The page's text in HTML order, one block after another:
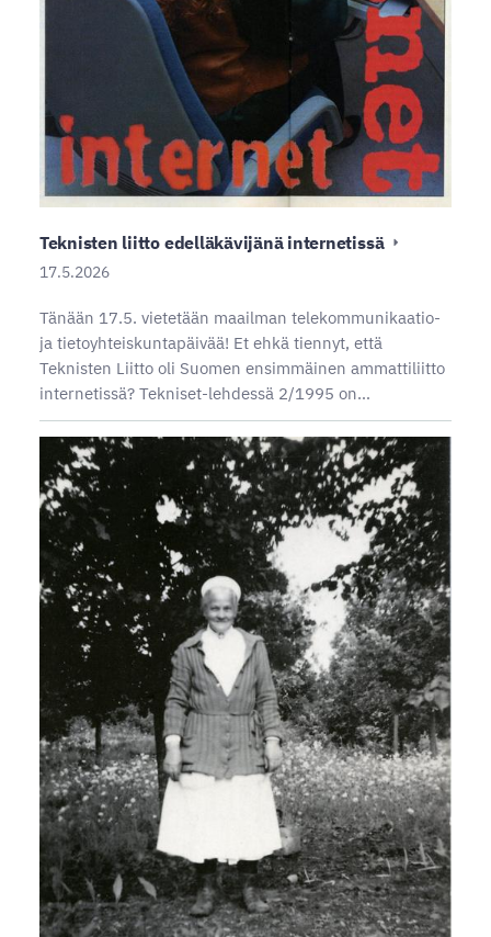
Teknisten liitto edelläkävijänä internetissä
17.5.2026
Tänään 17.5. vietetään maailman telekommunikaatio-
ja tietoyhteiskuntapäivää! Et ehkä tiennyt, että
Teknisten Liitto oli Suomen ensimmäinen ammattiliitto
internetissä? Tekniset-lehdessä 2/1995 on…